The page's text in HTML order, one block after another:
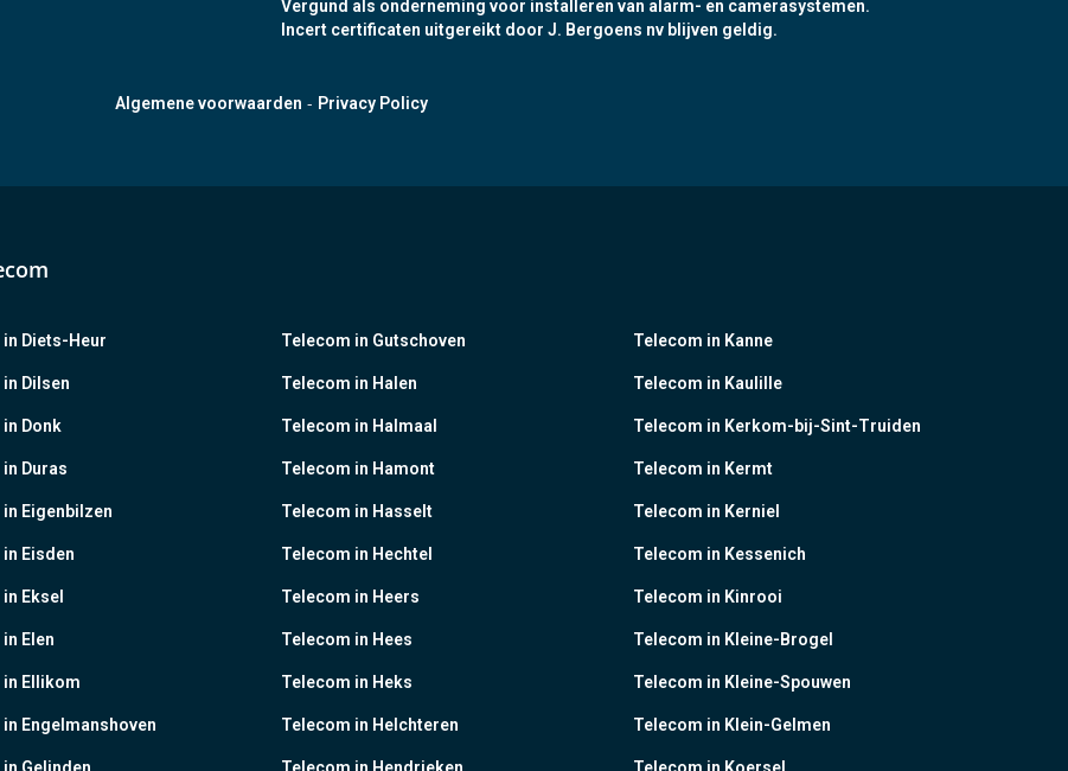
Vergund als onderneming voor installeren van alarm- en camerasystemen.
Incert certificaten uitgereikt door J. Bergoens nv blijven geldig.
Algemene voorwaarden - Privacy Policy
Diets-Heur
Dilsen
Donk
Duras
Eigenbilzen
Eisden
Eksel
Elen
Ellikom
Engelmanshoven
Telecom in Gutschoven
Telecom in Halen
Telecom in Halmaal
Telecom in Hamont
Telecom in Hasselt
Telecom in Hechtel
Telecom in Heers
Telecom in Hees
Telecom in Heks
Telecom in Helchteren
Telecom in Kanne
Telecom in Kaulille
Telecom in Kerkom-bij-Sint-Truiden
Telecom in Kermt
Telecom in Kerniel
Telecom in Kessenich
Telecom in Kinrooi
Telecom in Kleine-Brogel
Telecom in Kleine-Spouwen
Telecom in Klein-Gelmen